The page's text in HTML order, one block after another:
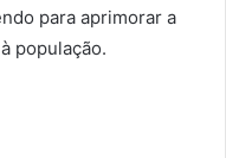
para aprimorar a
população.